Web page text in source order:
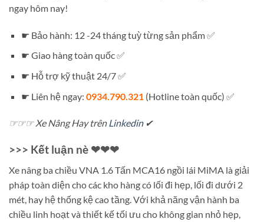
ngay hôm nay!
☛ Bảo hành: 12 -24 tháng tuỳ từng sản phẩm ✅
☛ Giao hàng toàn quốc ✅
☛ Hỗ trợ kỹ thuật 24/7 ✅
☛ Liên hệ ngay: 0934.790.321 (Hotline toàn quốc) ✅
☞☞☞ Xe Nâng Hay trênLinkedin✔
>>> Kết luận nè ❤❤❤
Xe nâng ba chiều VNA 1.6 Tấn MCA16 ngồi lái MiMA là giải
pháp toàn diện cho các kho hàng có lối đi hẹp, lối đi dưới 2
mét, hay hệ thống kệ cao tầng. Với khả năng vận hành ba
chiều linh hoạt và thiết kế tối ưu cho không gian nhỏ hẹp,